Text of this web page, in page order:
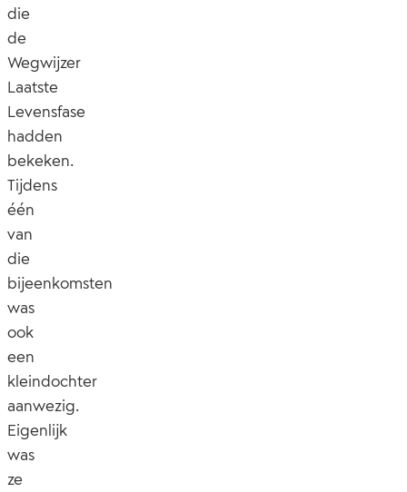
die
de
Wegwijzer
Laatste
Levensfase
hadden
bekeken.
Tijdens
één
van
die
bijeenkomsten
was
ook
een
kleindochter
aanwezig.
Eigenlijk
was
ze